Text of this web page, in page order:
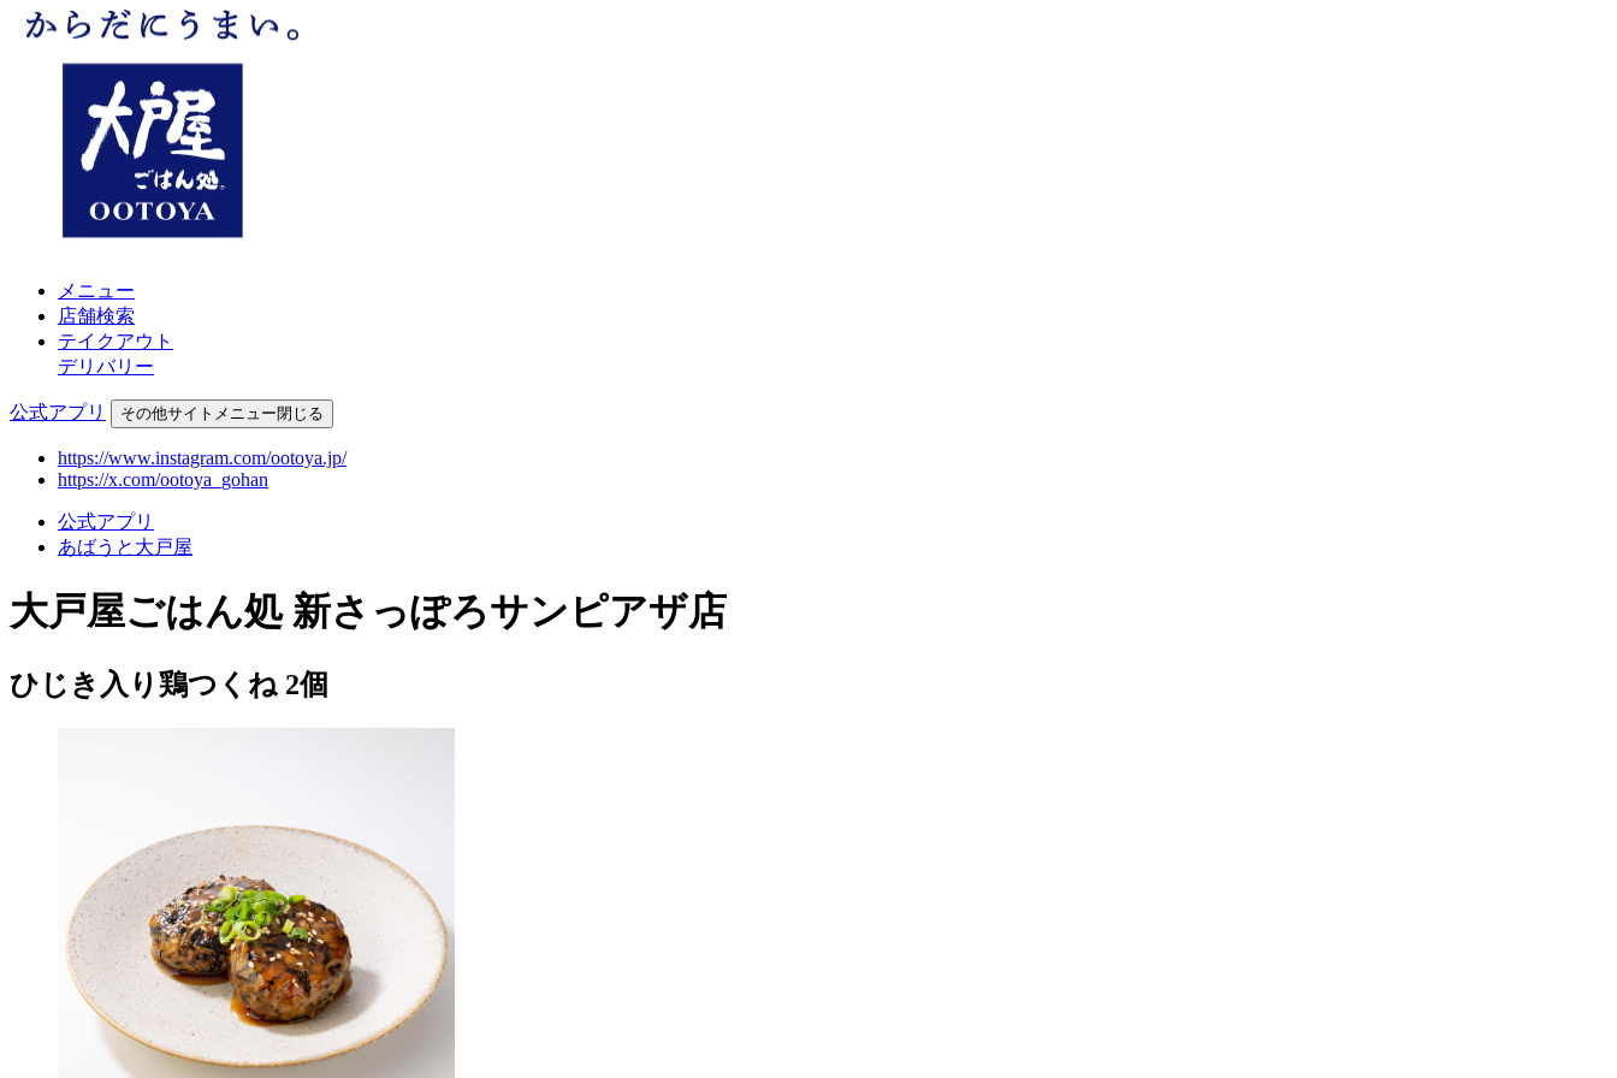
メニュー
店舗検索
テイクアウト
デリバリー
公式アプリ その他サイトメニュー閉じる
https://www.instagram.com/ootoya.jp/
https://x.com/ootoya_gohan
公式アプリ
あばうと大戸屋
大戸屋ごはん処 新さっぽろサンピアザ店
ひじき入り鶏つくね 2個